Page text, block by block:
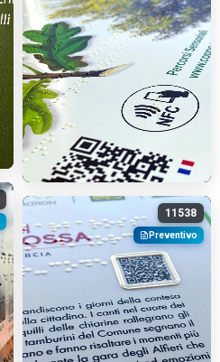
11538
Preventivo